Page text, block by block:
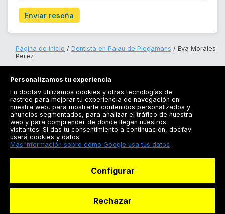
Enviar reseña
Página de inicio Dentista en Palau de Plegamans
Eva Morales
Perez
Registrarse
Docfav
Personalizamos tu experiencia
En docfav utilizamos cookies y otras tecnologías de
rastreo para mejorar tu experiencia de navegación en
nuestra web, para mostrarte contenidos personalizados y
anuncios segmentados, para analizar el tráfico de nuestra
web y para comprender de donde llegan nuestros
visitantes. Si das tu consentimiento a continuación, docfav
usará cookies y datos:
Más información sobre cómo Google usa tus datos
Configurar
Rechazar